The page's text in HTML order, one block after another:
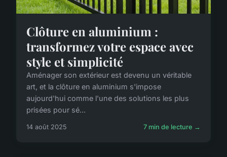
Clôture en aluminium :
transformez votre espace avec
style et simplicité
Aménager son extérieur est devenu un véritable
art, et la clôture en aluminium s'impose
aujourd'hui comme l'une des solutions les plus
prisées pour sé...
14 août 2025 7 min de lecture →